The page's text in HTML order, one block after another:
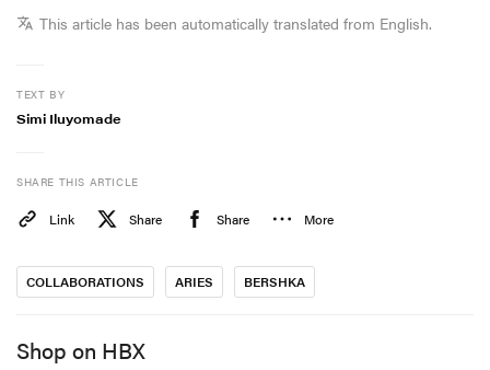
This article has been automatically translated from English.
TEXT BY
Simi Iluyomade
SHARE THIS ARTICLE
Link Share Share More
COLLABORATIONS ARIES BERSHKA
Shop on HBX